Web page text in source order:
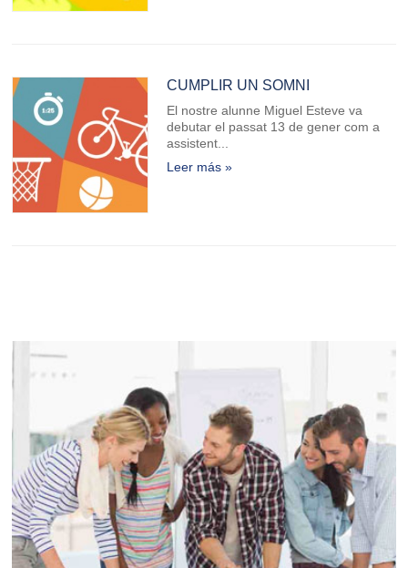
CUMPLIR UN SOMNI
El nostre alunne Miguel Esteve va
debutar el passat 13 de gener com a
assistent...
Leer más »